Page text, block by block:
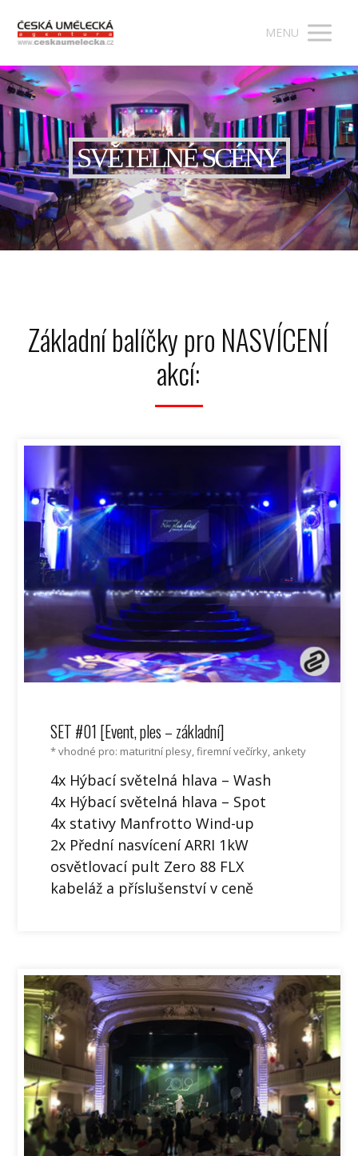
MENU
SVĚTELNÉ SCÉNY
Základní balíčky pro NASVÍCENÍ
akcí:
SET #01 [Event, ples – základní]
* vhodné pro: maturitní plesy, firemní večírky, ankety
4x Hýbací světelná hlava – Wash
4x Hýbací světelná hlava – Spot
4x stativy Manfrotto Wind-up
2x Přední nasvícení ARRI 1kW
osvětlovací pult Zero 88 FLX
kabeláž a příslušenství v ceně